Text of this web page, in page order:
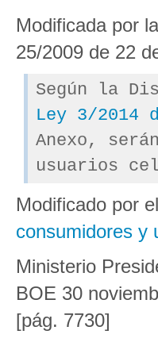
Modificada por
25/2009 de 22
Según la
Ley 3/2014
Anexo,
usuarios
Modificado por
consumidores y
Ministerio
BOE 30
[pág. 7730]